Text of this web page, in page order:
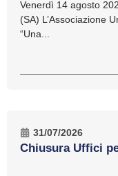
Venerdì 14 agosto
(SA) L’Associazione
“Una...
31/07/2026
Chiusura Uffici